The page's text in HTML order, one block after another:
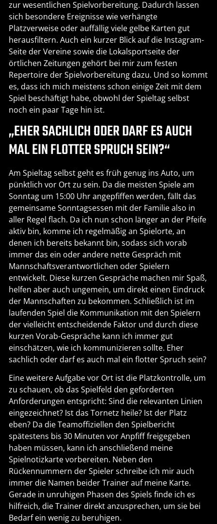
zur wesentlichen Spielvorbereitung. Dadurch lassen
sich besondere Ereignisse wie verhängte
Platzverweise oder auffällig viele gelbe Karten gut
herausfiltern. Auch ein kurzer Blick auf die Instagram-
Seite der Vereine sowie die Lokalsportseite der
örtlichen Zeitungen gehört bei mir zum festen
Repertoire der Spielvorbereitung dazu. Und so kommt
es, dass ich mich meistens schon einige Zeit mit dem
Spiel beschäftigt habe, obwohl der Spieltag selbst
noch ein paar Tage hin ist.
„EHER SACHLICH ODER DARF ES AUCH
MAL EIN FLOTTER SPRUCH SEIN?“
Am Spieltag selbst geht es früh genug ins Auto, um
pünktlich vor Ort zu sein. Da die meisten Spiele am
Sonntag um 15:00 Uhr angepfiffen werden, fällt das
gemeinsame Sonntagsessen mit der Familie also in
aller Regel flach. Da ich nun schon länger an der Pfeife
aktiv bin, komme ich regelmäßig an Spielorte, an
denen ich bereits bekannt bin, sodass sich vorab
immer das ein oder andere nette Gespräch mit
Mannschaftsverantwortlichen oder Spielern
entwickelt. Diese kurzen Gespräche machen mir Spaß,
helfen aber auch ungemein, um direkt einen Eindruck
der Mannschaften zu bekommen. Schließlich ist im
laufenden Spiel die Kommunikation mit den Spielern
der vielleicht entscheidende Faktor und durch diese
kurzen Vorab-Gespräche kann ich immer gut
einschätzen, wie ich kommunizieren sollte. Eher
sachlich oder darf es auch mal ein flotter Spruch sein?
Eine weitere Aufgabe vor Ort ist die Platzkontrolle, um
zu schauen, ob das Spielfeld den geforderten
Anforderungen entspricht: Sind die relevanten Linien
eingezeichnet? Ist das Tornetz heile? Ist der Platz
eben? Da die Teamoffiziellen den Spielbericht
spätestens bis 30 Minuten vor Anpfiff freigegeben
haben müssen, kann ich anschließend meine
Spielnotizkarte vorbereiten. Neben den
Rückennummern der Spieler schreibe ich mir auch
immer die Namen beider Trainer auf meine Karte.
Gerade in unruhigen Phasen des Spiels finde ich es
hilfreich, die Trainer direkt anzusprechen, um sie bei
Bedarf ein wenig zu beruhigen.